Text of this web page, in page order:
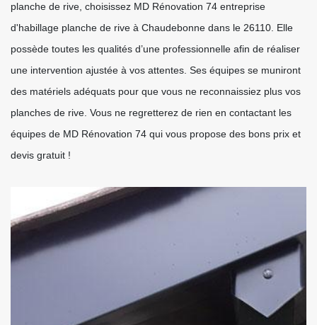
planche de rive, choisissez MD Rénovation 74 entreprise
d'habillage planche de rive à Chaudebonne dans le 26110. Elle
possède toutes les qualités d’une professionnelle afin de réaliser
une intervention ajustée à vos attentes. Ses équipes se muniront
des matériels adéquats pour que vous ne reconnaissiez plus vos
planches de rive. Vous ne regretterez de rien en contactant les
équipes de MD Rénovation 74 qui vous propose des bons prix et
devis gratuit !